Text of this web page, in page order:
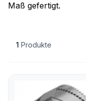
Maß gefertigt.
1 Produkte